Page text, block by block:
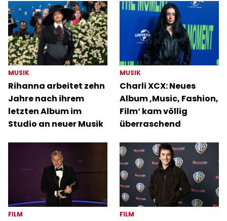
MUSIK
Rihanna arbeitet zehn
Jahre nach ihrem
letzten Album im
Studio an neuer Musik
MUSIK
Charli XCX: Neues
Album ‚Music, Fashion,
Film‘ kam völlig
überraschend
FILM FILM